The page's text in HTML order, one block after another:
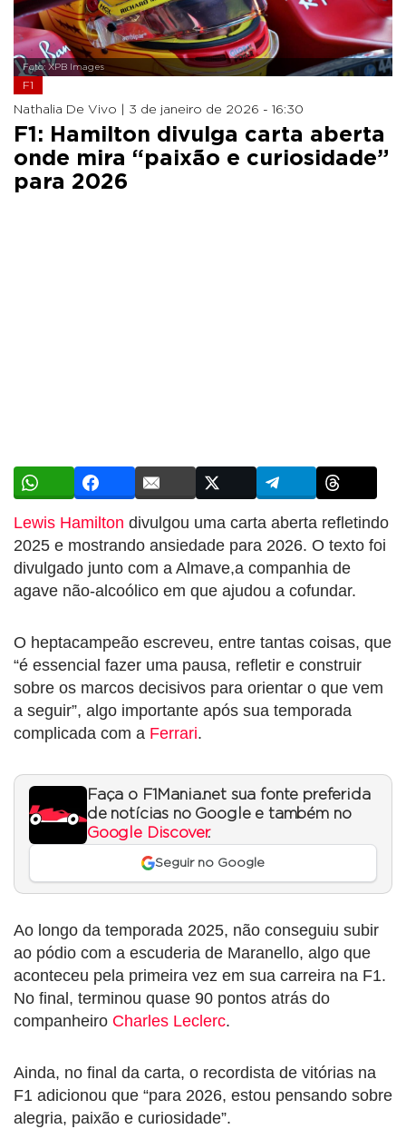
Foto: XPB Images
F1
Nathalia De Vivo | 3 de janeiro de 2026 - 16:30
F1: Hamilton divulga carta aberta
onde mira “paixão e curiosidade”
para 2026
Lewis Hamilton divulgou uma carta aberta refletindo
2025 e mostrando ansiedade para 2026. O texto foi
divulgado junto com a Almave,a companhia de
agave não-alcoólico em que ajudou a cofundar.
O heptacampeão escreveu, entre tantas coisas, que
“é essencial fazer uma pausa, refletir e construir
sobre os marcos decisivos para orientar o que vem
a seguir”, algo importante após sua temporada
complicada com a Ferrari.
Faça o F1Mania.net sua fonte preferida
de notícias no Google e também no
Google Discover.
Seguir no Google
Ao longo da temporada 2025, não conseguiu subir
ao pódio com a escuderia de Maranello, algo que
aconteceu pela primeira vez em sua carreira na F1.
No final, terminou quase 90 pontos atrás do
companheiro Charles Leclerc.
Ainda, no final da carta, o recordista de vitórias na
F1 adicionou que “para 2026, estou pensando sobre
alegria, paixão e curiosidade”.